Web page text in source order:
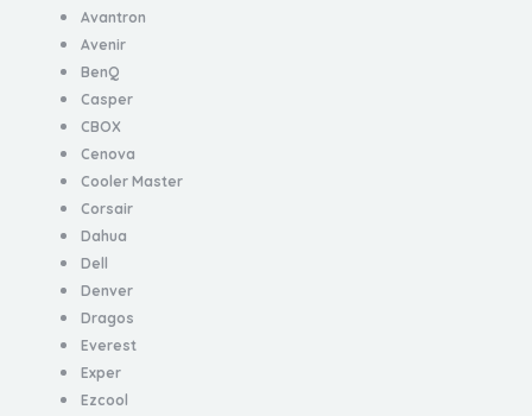
Avantron
Avenir
BenQ
Casper
CBOX
Cenova
Cooler Master
Corsair
Dahua
Dell
Denver
Dragos
Everest
Exper
Ezcool